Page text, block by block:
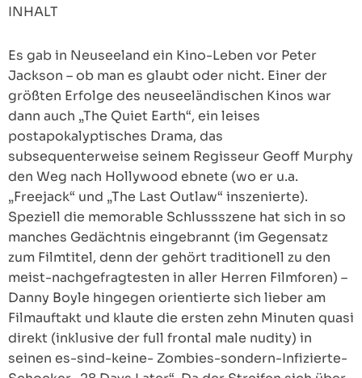
INHALT
Es gab in Neuseeland ein Kino-Leben vor Peter
Jackson – ob man es glaubt oder nicht. Einer der
größten Erfolge des neuseeländischen Kinos war
dann auch „The Quiet Earth“, ein leises
postapokalyptisches Drama, das
subsequenterweise seinem Regisseur Geoff Murphy
den Weg nach Hollywood ebnete (wo er u.a.
„Freejack“ und „The Last Outlaw“ inszenierte).
Speziell die memorable Schlussszene hat sich in so
manches Gedächtnis eingebrannt (im Gegensatz
zum Filmtitel, denn der gehört traditionell zu den
meist-nachgefragtesten in aller Herren Filmforen) –
Danny Boyle hingegen orientierte sich lieber am
Filmauftakt und klaute die ersten zehn Minuten quasi
direkt (inklusive der full frontal male nudity) in
seinen es-sind-keine- Zombies-sondern-Infizierte-